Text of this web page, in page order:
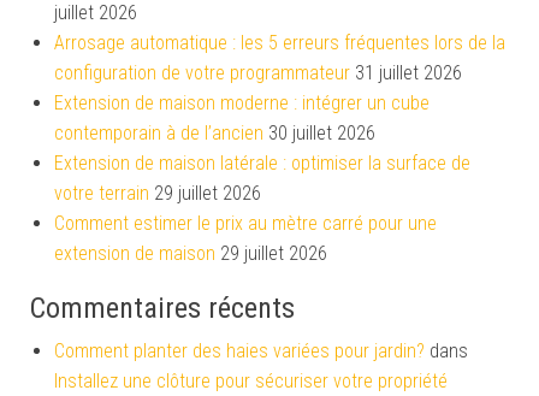
juillet 2026
Arrosage automatique : les 5 erreurs fréquentes lors de la
configuration de votre programmateur 31 juillet 2026
Extension de maison moderne : intégrer un cube
contemporain à de l’ancien 30 juillet 2026
Extension de maison latérale : optimiser la surface de
votre terrain 29 juillet 2026
Comment estimer le prix au mètre carré pour une
extension de maison 29 juillet 2026
Commentaires récents
Comment planter des haies variées pour jardin? dans
Installez une clôture pour sécuriser votre propriété